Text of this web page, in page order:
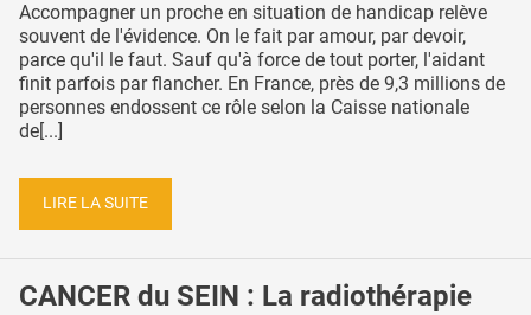
Accompagner un proche en situation de handicap relève
souvent de l'évidence. On le fait par amour, par devoir,
parce qu'il le faut. Sauf qu'à force de tout porter, l'aidant
finit parfois par flancher. En France, près de 9,3 millions de
personnes endossent ce rôle selon la Caisse nationale
de[...]
LIRE LA SUITE
CANCER du SEIN : La radiothérapie